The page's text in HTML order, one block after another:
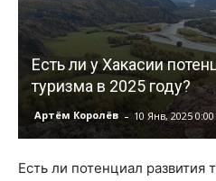
Есть ли у Хакасии
туризма в 2025 году?
Артём Королёв - 10 Янв, 2025 0:00
Есть ли потенциал развития